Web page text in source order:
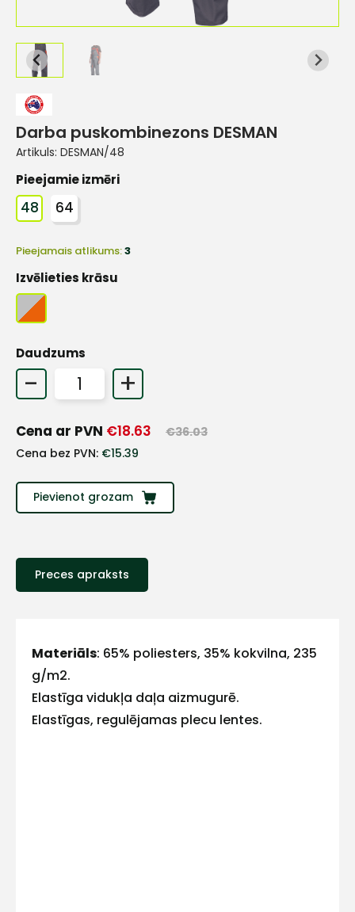
Darba puskombinezons DESMAN
Artikuls: DESMAN/48
Pieejamie izmēri
48 64
Pieejamais atlikums:3
Izvēlieties krāsu
Daudzums
- +
Cena ar PVN €18.63 €36.03
Cena bez PVN: €15.39
Pievienot grozam
Preces apraksts
Materiāls: 65% poliesters, 35% kokvilna, 235
g/m2.
Elastīga vidukļa daļa aizmugurē.
Elastīgas, regulējamas plecu lentes.
Sazinies
E-pasts
+